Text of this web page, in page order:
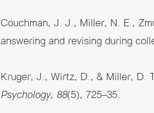
Couchman, J. J., Miller, N. E.,
answering and revising during
Kruger, J., Wirtz, D., & Miller, D.
Psychology, 88(5), 725–35.